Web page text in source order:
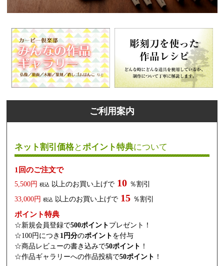
ご利用案内
ネット割引価格とポイント特典について
1回のご注文で
5,500円 税込 以上のお買い上げで 10 ％割引
33,000円 税込 以上のお買い上げで 15 ％割引
ポイント特典
☆新規会員登録で500ポイント プレゼント！
☆100円につき 1円分のポイント を付与
☆商品レビューの書き込みで50ポイント ！
☆作品ギャラリーへの作品投稿で50ポイント ！